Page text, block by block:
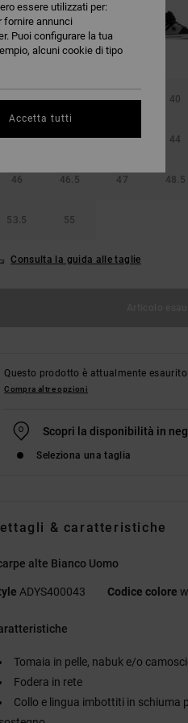
38 38.5 39 40
42 42.5 43 44
46 46.5 47 48.5
53.5 55
Consulta la guida alle taglie
Questo prodotto è attualmente esaurito.
Compra altre opzioni
Scopri la disponibilità in
Seleziona una taglia
& caratteristiche
alte Bianco Uomo
ADYS400043 Codice colore
Tomaia in pelle, nabuk e/o
Fodera in rete
Collo e lingua imbottiti in schiuma
essere utilizzati per:
fornire annunci
Puoi configurare la tua
alcuni cookie di tipo
Accetta tutti